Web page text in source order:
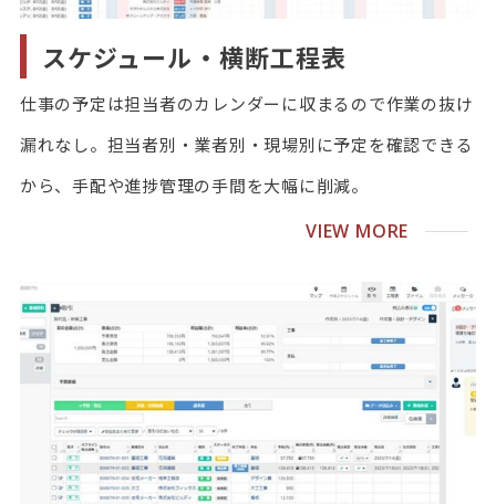
スケジュール・横断工程表
仕事の予定は担当者のカレンダーに収まるので作業の抜け
漏れなし。担当者別・業者別・現場別に予定を確認できる
から、手配や進捗管理の手間を大幅に削減。
VIEW MORE